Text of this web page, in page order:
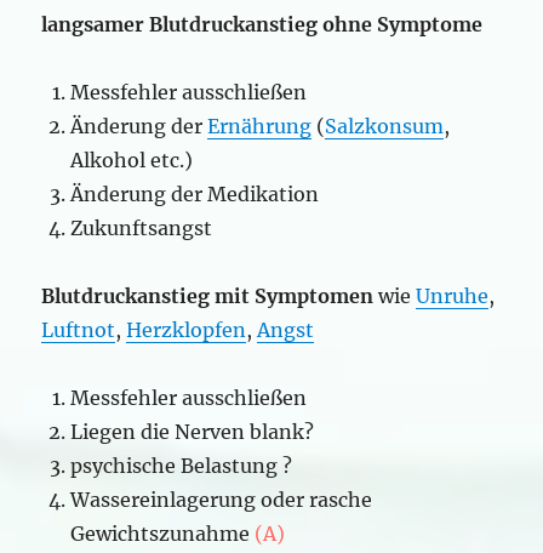
langsamer Blutdruckanstieg ohne Symptome
Messfehler ausschließen
Änderung derErnährung (Salzkonsum,
Alkohol etc.)
Änderung der Medikation
Zukunftsangst
Blutdruckanstieg mit Symptomen wieUnruhe,
Luftnot,Herzklopfen , Angst
Messfehler ausschließen
Liegen die Nerven blank?
psychische Belastung ?
Wassereinlagerung oder rasche
Gewichtszunahme (A)